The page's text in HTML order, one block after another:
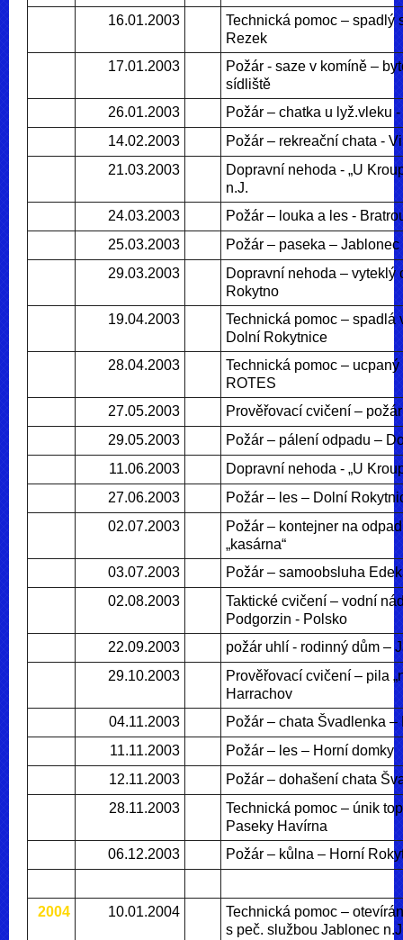
16.01.2003
Technická pomoc – spadlý
Rezek
17.01.2003
Požár - saze v komíně –
sídliště
26.01.2003
Požár – chatka u lyž.vleku
14.02.2003
Požár – rekreační chata -
21.03.2003
Dopravní nehoda - „U
n.J.
24.03.2003
Požár – louka a les -
25.03.2003
Požár – paseka – Jablonec
29.03.2003
Dopravní nehoda – vyteklý
Rokytno
19.04.2003
Technická pomoc – spadlá
Dolní Rokytnice
28.04.2003
Technická pomoc –
ROTES
27.05.2003
Prověřovací cvičení –
29.05.2003
Požár – pálení odpadu –
11.06.2003
Dopravní nehoda - „U
27.06.2003
Požár – les – Dolní
02.07.2003
Požár – kontejner na
„kasárna“
03.07.2003
Požár – samoobsluha
02.08.2003
Taktické cvičení – vodní
Podgorzin - Polsko
22.09.2003
požár uhlí - rodinný dům –
29.10.2003
Prověřovací cvičení – pila
Harrachov
04.11.2003
Požár – chata Švadlenka –
11.11.2003
Požár – les – Horní domky
12.11.2003
Požár – dohašení chata
28.11.2003
Technická pomoc – únik
Paseky Havírna
06.12.2003
Požár – kůlna – Horní
2004 10.01.2004
Technická pomoc –
s peč. službou Jablonec